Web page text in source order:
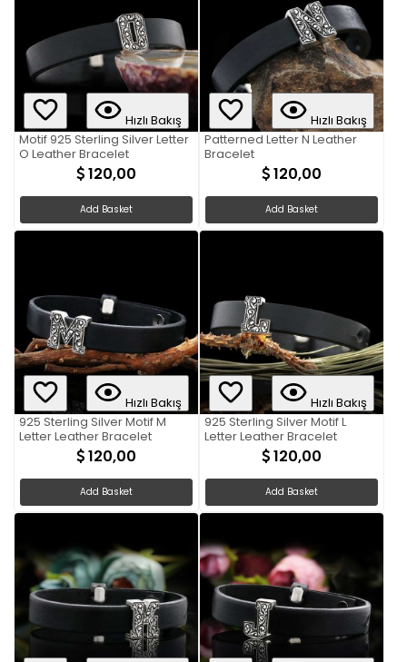
Hızlı Bakış
Motif 925 Sterling Silver Letter
O Leather Bracelet
120,00
Add Basket
Hızlı Bakış
Patterned Letter N Leather
Bracelet
120,00
Add Basket
Hızlı Bakış
925 Sterling Silver Motif M
Letter Leather Bracelet
120,00
Add Basket
Hızlı Bakış
925 Sterling Silver Motif L
Letter Leather Bracelet
120,00
Add Basket